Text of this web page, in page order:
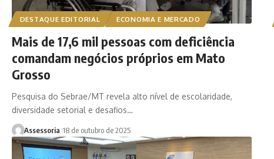
DESTAQUE EDITORIAL ECONOMIA E MERCADO
Mais de 17,6 mil pessoas com deficiência
comandam negócios próprios em Mato
Grosso
Pesquisa do Sebrae/MT revela alto nível de escolaridade,
diversidade setorial e desafios…
Assessoria 18 de outubro de 2025